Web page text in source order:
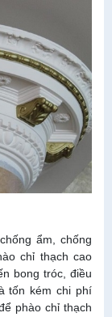
ẩm, chống
chỉ thạch cao
bong tróc, điều
tốn kém chi phí
phào chỉ thạch